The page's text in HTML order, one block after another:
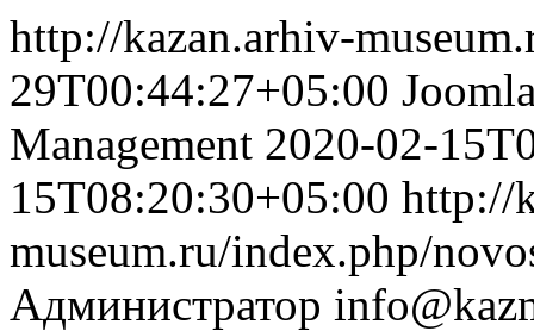
http://kazan.arhiv-
29T00:44:27+05:00
Management 2020-02-
15T08:20:30+05:00 http://
museum.ru/index.php/
Администратор